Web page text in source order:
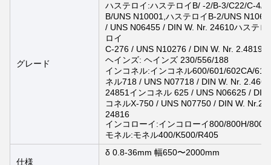
グレード
ハステロイ:ハステロイB/ -2/B-3/C22/C-4/
B/UNS N10001,ハステロイB-2/UNS
/ UNS N06455 / DIN W. Nr. 24610ハステ
ロイ
C-276 / UNS N10276 / DIN W. Nr. 2.4819
ヘインズ: ヘインズ 230/556/188
インコネル:インコネル600/601/602CA/
ネル718 / UNS N07718 / DIN W. Nr.
24851インコネル 625 / UNS N06625 /
コネルX-750 / UNS N07750 / DIN W.
24816
インコローイ:インコローイ800/800H/
モネル:モネル400/K500/R405
仕様
δ 0.8-36mm 幅650〜2000mm